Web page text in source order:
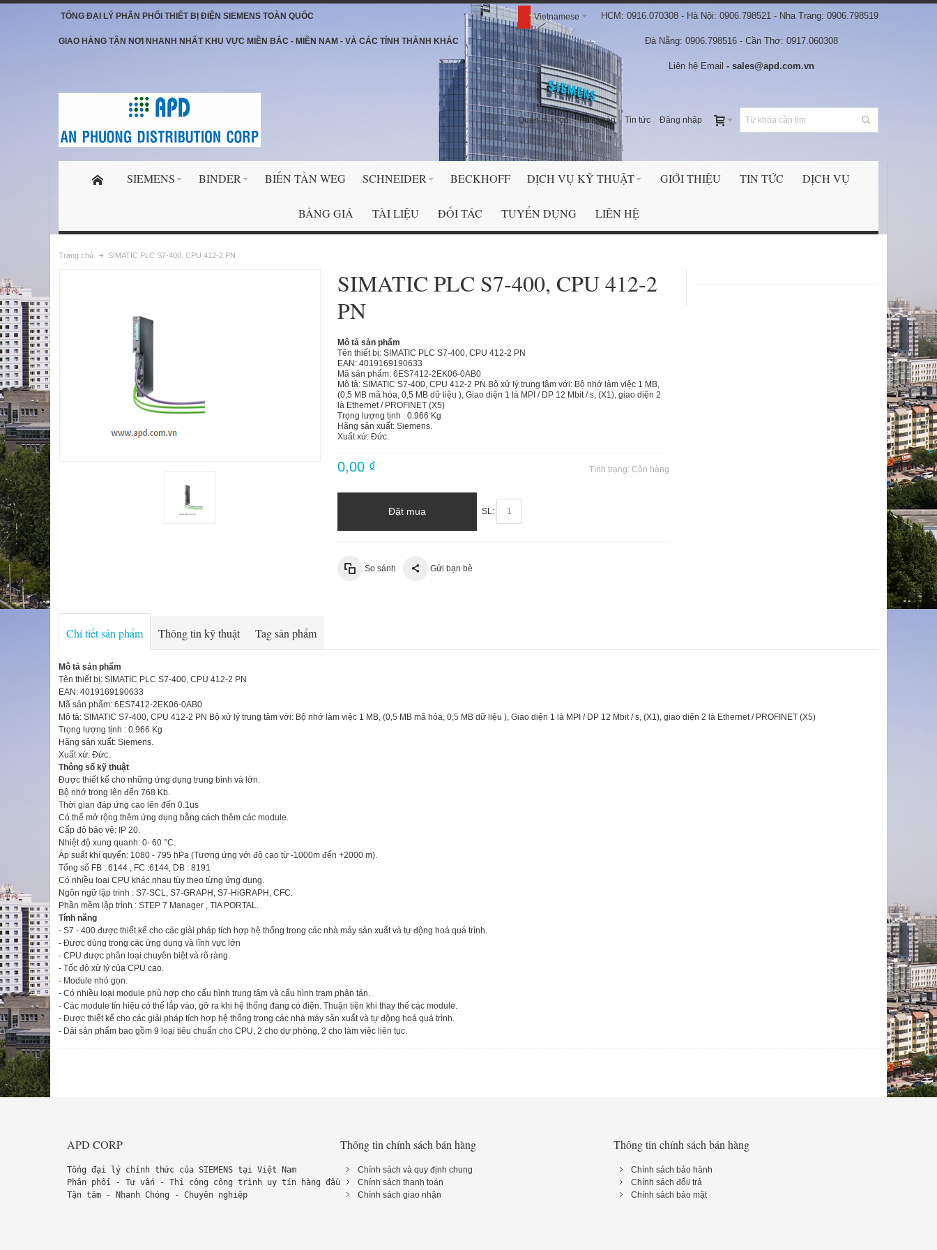
TỔNG ĐẠI LÝ PHÂN PHỐI THIẾT BỊ ĐIỆN SIEMENS TOÀN QUỐC
GIAO HÀNG TẬN NƠI NHANH NHẤT KHU VỰC MIỀN BẮC - MIỀN NAM - VÀ CÁC TỈNH THÀNH KHÁC
HCM: 0916.070308 - Hà Nội: 0906.798521 - Nha Trang: 0906.798519
Đà Nẵng: 0906.798516 - Cần Thơ: 0917.060308
Liên hệ Email - sales@apd.com.vn
Vietnamese
Quản trị shop Tài khoản Tin tức Đăng nhập
SIEMENS BINDER BIẾN TẦN WEG SCHNEIDER BECKHOFF DỊCH VỤ KỸ THUẬT GIỚI THIỆU TIN TỨC DỊCH VỤ
BẢNG GIÁ TÀI LIỆU ĐỐI TÁC TUYỂN DỤNG LIÊN HỆ
Trang chủ SIMATIC PLC S7-400, CPU 412-2 PN
SIMATIC PLC S7-400, CPU 412-2
PN
Mô tả sản phẩm
Tên thiết bị: SIMATIC PLC S7-400, CPU 412-2 PN
EAN: 4019169190633
Mã sản phẩm: 6ES7412-2EK06-0AB0
Mô tả: SIMATIC S7-400, CPU 412-2 PN Bộ xử lý trung tâm với: Bộ nhớ làm việc 1 MB,
(0,5 MB mã hóa, 0,5 MB dữ liệu ), Giao diện 1 là MPI / DP 12 Mbit / s, (X1), giao diện 2
là Ethernet / PROFINET (X5)
Trọng lượng tịnh : 0.966 Kg
Hãng sản xuất: Siemens.
Xuất xứ: Đức.
Tình trạng: Còn hàng
0,00 ₫
SL:
Đặt mua
So sánh Gửi bạn bè
Chi tiết sản phẩm Thông tin kỹ thuật Tag sản phẩm
Mô tả sản phẩm
Tên thiết bị: SIMATIC PLC S7-400, CPU 412-2 PN
EAN: 4019169190633
Mã sản phẩm: 6ES7412-2EK06-0AB0
Mô tả: SIMATIC S7-400, CPU 412-2 PN Bộ xử lý trung tâm với: Bộ nhớ làm việc 1 MB, (0,5 MB mã hóa, 0,5 MB dữ liệu ), Giao diện 1 là MPI / DP 12 Mbit / s, (X1), giao diện 2 là Ethernet / PROFINET (X5)
Trọng lượng tịnh : 0.966 Kg
Hãng sản xuất: Siemens.
Xuất xứ: Đức.
Thông số kỹ thuật
Được thiết kế cho những ứng dụng trung bình và lớn.
Bộ nhớ trong lên đến 768 Kb.
Thời gian đáp ứng cao lên đến 0.1us
Có thể mở rộng thêm ứng dụng bằng cách thêm các module.
Cấp độ bảo vệ: IP 20.
Nhiệt độ xung quanh: 0- 60 °C.
Áp suất khí quyển: 1080 - 795 hPa (Tương ứng với độ cao từ -1000m đến +2000 m).
Tổng số FB : 6144 , FC :6144, DB : 8191
Có nhiều loại CPU khác nhau tùy theo từng ứng dụng.
Ngôn ngữ lập trình : S7-SCL, S7-GRAPH, S7-HiGRAPH, CFC.
Phần mềm lập trình : STEP 7 Manager , TIA PORTAL.
Tính năng
- S7 - 400 được thiết kế cho các giải pháp tích hợp hệ thống trong các nhà máy sản xuất và tự động hoá quá trình.
- Được dùng trong các ứng dụng và lĩnh vực lớn
- CPU được phân loại chuyên biệt và rõ ràng.
- Tốc độ xử lý của CPU cao.
- Module nhỏ gọn.
- Có nhiều loại module phù hợp cho cấu hình trung tâm và cấu hình trạm phân tán.
- Các module tín hiệu có thể lắp vào, gỡ ra khi hệ thống đang có điện. Thuận tiện khi thay thế các module.
- Được thiết kế cho các giải pháp tích hợp hệ thống trong các nhà máy sản xuất và tự động hoá quá trình.
- Dải sản phẩm bao gồm 9 loại tiêu chuẩn cho CPU, 2 cho dự phòng, 2 cho làm việc liên tục.
APD CORP
Tổng đại lý chính thức của SIEMENS tại Việt Nam
Phân phối - Tư vấn - Thi công công trình uy tín hàng đầu
Tận tâm - Nhanh Chóng - Chuyên nghiệp
Thông tin chính sách bán hàng
Chính sách và quy định chung
Chính sách thanh toán
Chính sách giao nhận
Thông tin chính sách bán hàng
Chính sách bảo hành
Chính sách đổi/ trả
Chính sách bảo mật